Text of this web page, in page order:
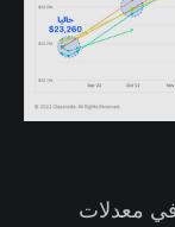
معدلات